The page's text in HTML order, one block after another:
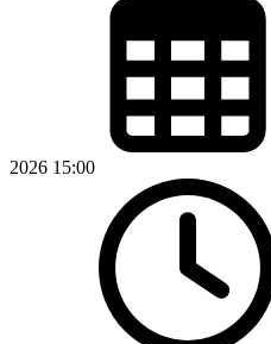
2026 15:00